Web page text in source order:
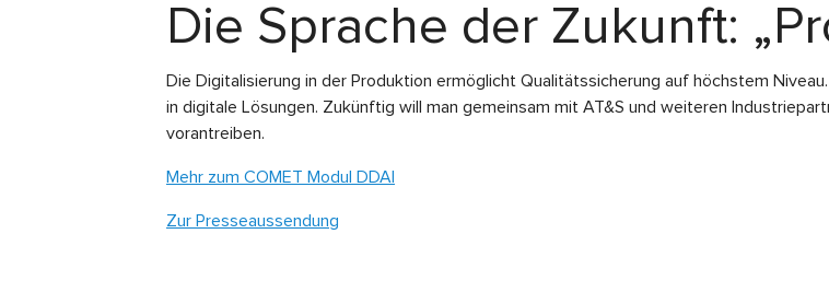
Die Sprache der Zukunft:
Die Digitalisierung in der Produktion ermöglicht Qualitätssicherung auf höchstem
in digitale Lösungen. Zukünftig will man gemeinsam mit AT&S und weiteren
vorantreiben.
Mehr zum COMET Modul DDAI
Zur Presseaussendung